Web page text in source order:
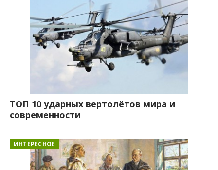
ТОП 10 ударных вертолётов мира и
современности
ИНТЕРЕСНОЕ